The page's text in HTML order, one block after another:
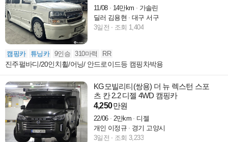
11/08 14만km
가솔린
딜러 김용현
대구 서구
3일전
조회 1,404
캠핑카 튜닝카 9인승 310마력 RR
진주펄바디/20인치휠/어닝/ 안드로이드등 캠핑차박용
KG모빌리티(쌍용) 더 뉴 렉스턴 스포
츠 칸 2.2 디젤 4WD 캠핑카
4,250만원
22/06 2만km
디젤
개인 이정규
경기 고양시
3일전
조회 3,233